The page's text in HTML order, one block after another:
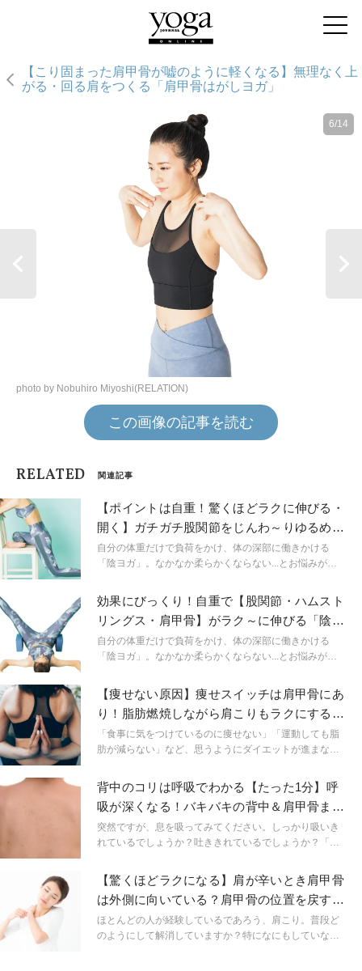
【こり固まった肩甲骨が嘘のように軽くなる】無理なく上
がる・回る肩をつくる「肩甲骨はがしヨガ」
6/14
photo by Nobuhiro Miyoshi(RELATION)
この画像の記事を読む
RELATED 関連記事
【ポイントは自重！驚くほどラクに伸びる・
開く】ガチガチ股関節をじんわ～りゆるめる
「陰ヨガ」
自分の体重だけで負荷をかけ、体の深部に働きかける
「陰ヨガ」。なかなか柔らかくならない...とお悩みが多
ポーズを教えてもらいました！
効果にびっくり！自重で【股関節・ハムスト
リングス・肩甲骨】がラク～に伸びる「陰ヨ
ガストレッチ」
自分の体重だけで負荷をかけ、体の深部に働きかける
「陰ヨガ」。なかなか柔らかくならない...とお悩みが多
ポーズを教えてもらいました！
【痩せない原因】痩せスイッチは肩甲骨にあ
り！脂肪燃焼しながら肩こりもラクにする２
つの肩甲骨エクサ
「食事に気をつけているのに痩せない」「運動しても脂
肪が減らない」など、思うようにダイエットが進まない
ッチがあります！今回は、ダイエットを目指す人におす
すめ、脂肪燃焼のスイッチをオンにするエクササイズの
紹介です。ポイントは肩甲骨をダイナミックに動かすこ
と。ダイエット以外にも肩こりなどの不調が気になる人
にもおすすめですよ！
背中のコリは呼吸でわかる【たった1分】呼
吸が深くなる！バキバキの背中＆肩甲骨まわ
りをほぐす方法
突然ですが、息を吸ってみてください。しっかり吸いき
れているでしょうか？吐ききれているでしょうか？「な
は、実は背中が硬くなっているからかもしれません。1分
で背中がほぐれて呼吸が気持ちよく深くなるセルフほぐ
しにトライしてみませんか？
【驚くほどラクになる】肩が辛いとき肩甲骨
は外側に向いている？肩甲骨の位置を戻す魔
法の肩ほぐし術
ほとんどの人が経験しているであろう、肩こり。普段ど
のようにして解消していますか？特になにもしていな